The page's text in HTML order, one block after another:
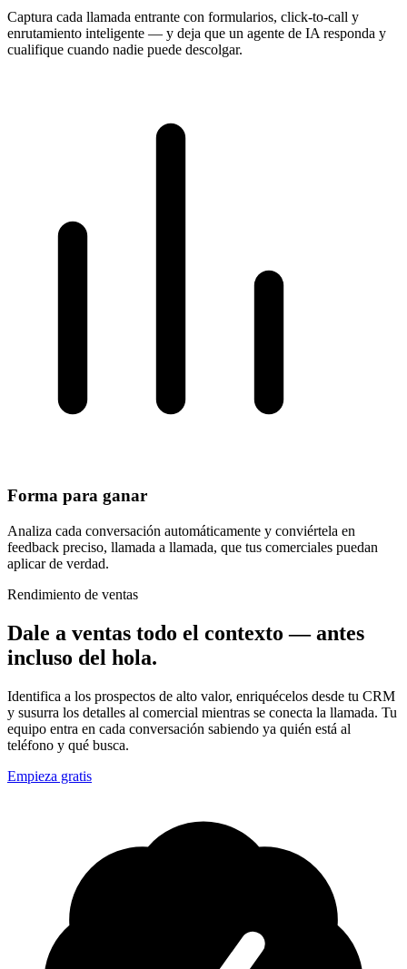
Captura cada llamada entrante con formularios, click-to-call y
enrutamiento inteligente — y deja que un agente de IA responda y
cualifique cuando nadie puede descolgar.
Forma para ganar
Analiza cada conversación automáticamente y conviértela en
feedback preciso, llamada a llamada, que tus comerciales puedan
aplicar de verdad.
Rendimiento de ventas
Dale a ventas todo el contexto — antes
incluso del hola.
Identifica a los prospectos de alto valor, enriquécelos desde tu CRM
y susurra los detalles al comercial mientras se conecta la llamada. Tu
equipo entra en cada conversación sabiendo ya quién está al
teléfono y qué busca.
Empieza gratis